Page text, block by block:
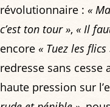
révolutionnaire : «
c’est ton tour », « Il
encore « Tuez les flics
redresse sans cesse
haute pression sur